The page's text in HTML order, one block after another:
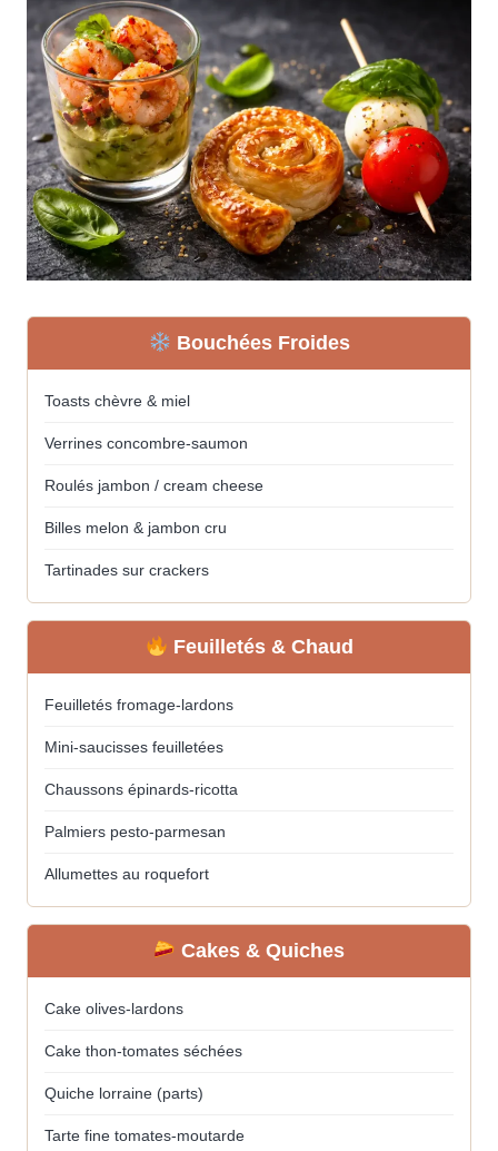
Bouchées Froides
Toasts chèvre & miel
Verrines concombre-saumon
Roulés jambon / cream cheese
Billes melon & jambon cru
Tartinades sur crackers
Feuilletés & Chaud
Feuilletés fromage-lardons
Mini-saucisses feuilletées
Chaussons épinards-ricotta
Palmiers pesto-parmesan
Allumettes au roquefort
Cakes & Quiches
Cake olives-lardons
Cake thon-tomates séchées
Quiche lorraine (parts)
Tarte fine tomates-moutarde